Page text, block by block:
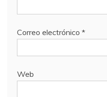
Correo electrónico *
Web